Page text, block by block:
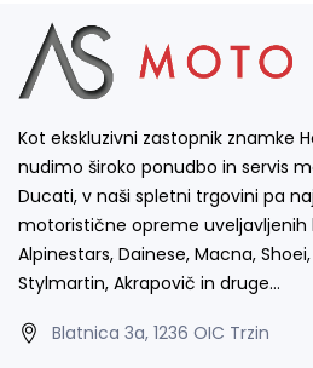
Kot ekskluzivni zastopnik znamke
nudimo široko ponudbo in servis
Ducati, v naši spletni trgovini pa
motoristične opreme uveljavljenih
Alpinestars, Dainese, Macna,
Stylmartin, Akrapovič in druge…
Blatnica 3a, 1236 OIC Trzin